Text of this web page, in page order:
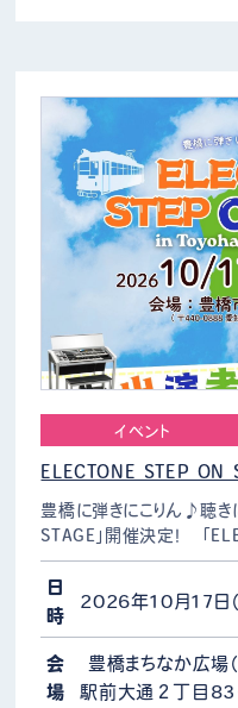
イベント
ELECTONE STEP ON
豊橋に弾きにこりん♪聴き
STAGE」開催決定！ 「
Toyohashi」開催決定！
思い…
日
時
2026年10月17日
会
場
豊橋まちなか広
駅前大通２丁目